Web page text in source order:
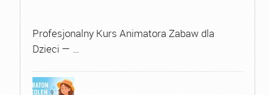
Profesjonalny Kurs Animatora Zabaw dla
Dzieci — …